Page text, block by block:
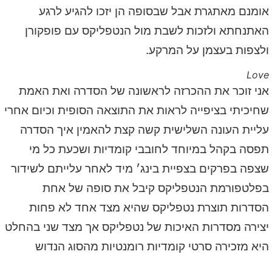
אומנם מאתגרת אבל שבסופה הן יזכו להגיע לרגע
האתנחתא ולזכות לשבת מול הנטפליקס עם פופקורן
ולצפות בעצמן על המרקע.
Love
אני זוכר את ההכרזה לראשונה של הסדרה ואת האמת
שחיכיתי בציפייה לראות את התוצאה הסופית וכיום אחרי
עליית העונה השלישית קשה קצת להאמין איך הסדרה
תפסה בקהל במיוחד לחובבי קומדיות ושכעת כל מי
שצפה בפרקים בצפיית בינג׳ מיד לאחר עלייתם לשידור
בפלטפורמת הנטפליקס קיבל את סופה של אחת
הסדרות תוצרת נטפליקס שהיא מצד אחד לא פחות
יצירה מסדרות האיכות של נטפליקס אך מצד שני בהחלט
היא מזכירה סרטי קומדיות רומנטיות מהסוג הנדוש